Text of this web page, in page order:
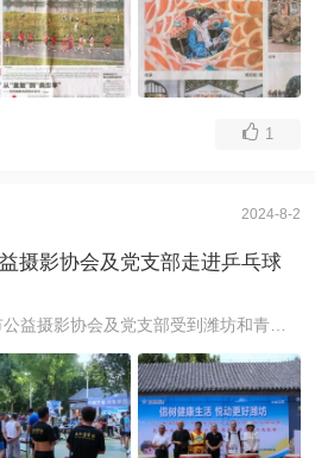
1
2024-8-2
摄影协会及党支部走进乒乓球
2024年8月1日下午，青州市公益摄影协会及党支部受到潍坊和青州乒乓球协会邀请，派出健身公益行文艺志愿服务分队程希群、张庆玲、孙继清、姚子华、贾景尧等 ...